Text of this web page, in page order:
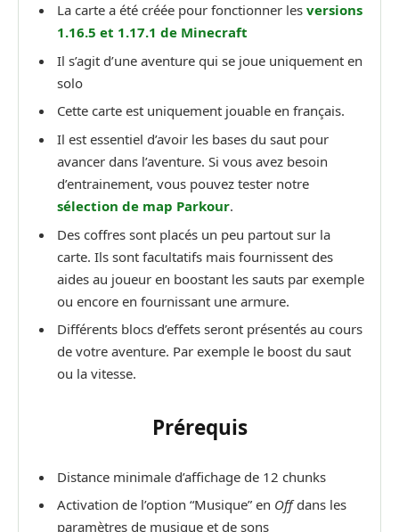
La carte a été créée pour fonctionner les versions
1.16.5 et 1.17.1 de Minecraft
Il s’agit d’une aventure qui se joue uniquement en
solo
Cette carte est uniquement jouable en français.
Il est essentiel d’avoir les bases du saut pour
avancer dans l’aventure. Si vous avez besoin
d’entrainement, vous pouvez tester notre
sélection de map Parkour.
Des coffres sont placés un peu partout sur la
carte. Ils sont facultatifs mais fournissent des
aides au joueur en boostant les sauts par exemple
ou encore en fournissant une armure.
Différents blocs d’effets seront présentés au cours
de votre aventure. Par exemple le boost du saut
ou la vitesse.
Prérequis
Distance minimale d’affichage de 12 chunks
Activation de l’option “Musique” en Offdans les
paramètres de musique et de sons